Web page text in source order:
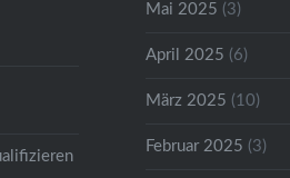
Mai 2025 (3)
April 2025 (6)
März 2025 (10)
Februar 2025 (3)